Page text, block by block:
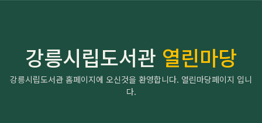
강릉시립도서관 열린마당
강릉시립도서관 홈페이지에 오신것을 환영합니다. 열린마당페이지 입니
다.